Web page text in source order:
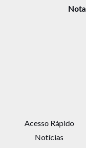
Acesso Rápido
Notícias